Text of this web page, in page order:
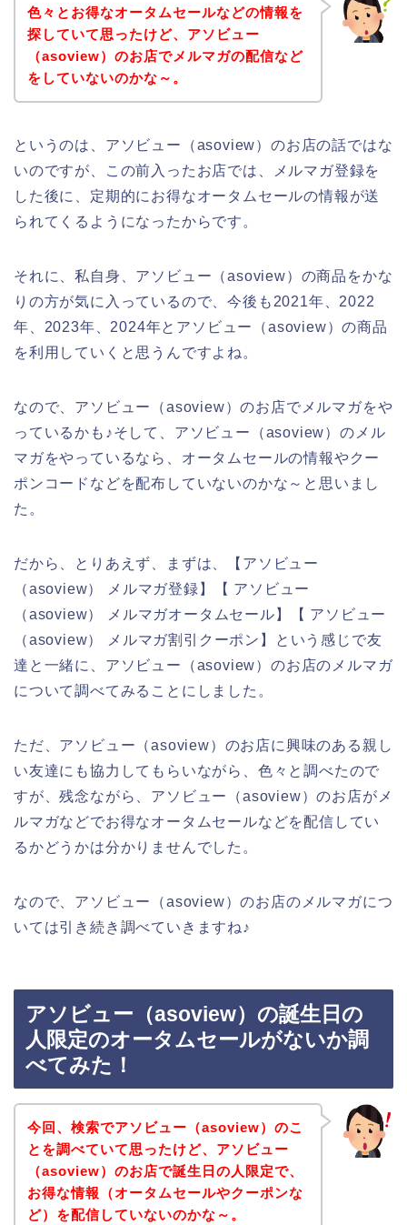
色々とお得なオータムセールなどの情報を
探していて思ったけど、アソビュー
（asoview）のお店でメルマガの配信など
をしていないのかな～。
というのは、アソビュー（asoview）のお店の話ではな
いのですが、この前入ったお店では、メルマガ登録を
した後に、定期的にお得なオータムセールの情報が送
られてくるようになったからです。
それに、私自身、アソビュー（asoview）の商品をかな
りの方が気に入っているので、今後も2021年、2022
年、2023年、2024年とアソビュー（asoview）の商品
を利用していくと思うんですよね。
なので、アソビュー（asoview）のお店でメルマガをや
っているかも♪そして、アソビュー（asoview）のメル
マガをやっているなら、オータムセールの情報やクー
ポンコードなどを配布していないのかな～と思いまし
た。
だから、とりあえず、まずは、【アソビュー
（asoview） メルマガ登録】【 アソビュー
（asoview） メルマガオータムセール】【 アソビュー
（asoview） メルマガ割引クーポン】という感じで友
達と一緒に、アソビュー（asoview）のお店のメルマガ
について調べてみることにしました。
ただ、アソビュー（asoview）のお店に興味のある親し
い友達にも協力してもらいながら、色々と調べたので
すが、残念ながら、アソビュー（asoview）のお店がメ
ルマガなどでお得なオータムセールなどを配信してい
るかどうかは分かりませんでした。
なので、アソビュー（asoview）のお店のメルマガにつ
いては引き続き調べていきますね♪
アソビュー（asoview）の誕生日の
人限定のオータムセールがないか調
べてみた！
今回、検索でアソビュー（asoview）のこ
とを調べていて思ったけど、アソビュー
（asoview）のお店で誕生日の人限定で、
お得な情報（オータムセールやクーポンな
ど）を配信していないのかな～。